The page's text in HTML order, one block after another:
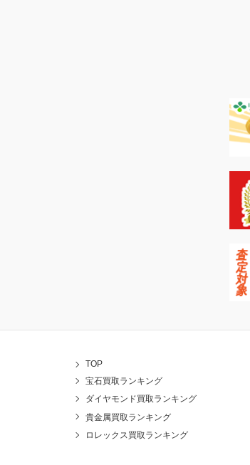
TOP
宝石買取ランキング
ダイヤモンド買取ランキング
貴金属買取ランキング
ロレックス買取ランキング